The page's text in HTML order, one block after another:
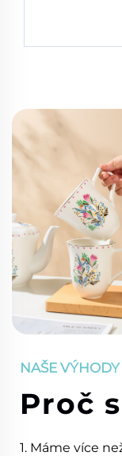
NAŠE VÝHODY
Proč
1. Máme více